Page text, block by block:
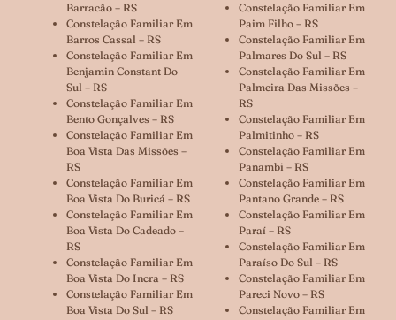
Barracão – RS
Constelação Familiar Em
Barros Cassal – RS
Constelação Familiar Em
Benjamin Constant Do
Sul – RS
Constelação Familiar Em
Bento Gonçalves – RS
Constelação Familiar Em
Boa Vista Das Missões –
RS
Constelação Familiar Em
Boa Vista Do Buricá – RS
Constelação Familiar Em
Boa Vista Do Cadeado –
RS
Constelação Familiar Em
Boa Vista Do Incra – RS
Constelação Familiar Em
Boa Vista Do Sul – RS
Constelação Familiar Em
Paim Filho – RS
Constelação Familiar Em
Palmares Do Sul – RS
Constelação Familiar Em
Palmeira Das Missões –
RS
Constelação Familiar Em
Palmitinho – RS
Constelação Familiar Em
Panambi – RS
Constelação Familiar Em
Pantano Grande – RS
Constelação Familiar Em
Paraí – RS
Constelação Familiar Em
Paraíso Do Sul – RS
Constelação Familiar Em
Pareci Novo – RS
Constelação Familiar Em